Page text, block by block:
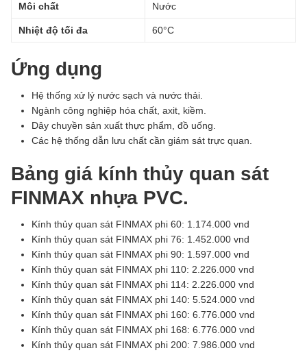
Môi chất Nước
Nhiệt độ tối đa 60°C
Ứng dụng
Hệ thống xử lý nước sạch và nước thải.
Ngành công nghiệp hóa chất, axit, kiềm.
Dây chuyền sản xuất thực phẩm, đồ uống.
Các hệ thống dẫn lưu chất cần giám sát trực quan.
Bảng giá kính thủy quan sát
FINMAX nhựa PVC.
Kính thủy quan sát FINMAX phi 60: 1.174.000 vnd
Kính thủy quan sát FINMAX phi 76: 1.452.000 vnd
Kính thủy quan sát FINMAX phi 90: 1.597.000 vnd
Kính thủy quan sát FINMAX phi 110: 2.226.000 vnd
Kính thủy quan sát FINMAX phi 114: 2.226.000 vnd
Kính thủy quan sát FINMAX phi 140: 5.524.000 vnd
Kính thủy quan sát FINMAX phi 160: 6.776.000 vnd
Kính thủy quan sát FINMAX phi 168: 6.776.000 vnd
Kính thủy quan sát FINMAX phi 200: 7.986.000 vnd